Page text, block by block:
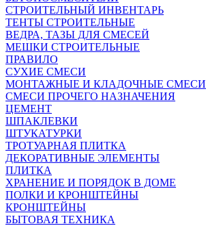
СТРОИТЕЛЬНЫЙ ИНВЕНТАРЬ
ТЕНТЫ СТРОИТЕЛЬНЫЕ
ВЕДРА, ТАЗЫ ДЛЯ СМЕСЕЙ
МЕШКИ СТРОИТЕЛЬНЫЕ
ПРАВИЛО
СУХИЕ СМЕСИ
МОНТАЖНЫЕ И КЛАДОЧНЫЕ СМЕСИ
СМЕСИ ПРОЧЕГО НАЗНАЧЕНИЯ
ЦЕМЕНТ
ШПАКЛЕВКИ
ШТУКАТУРКИ
ТРОТУАРНАЯ ПЛИТКА
ДЕКОРАТИВНЫЕ ЭЛЕМЕНТЫ
ПЛИТКА
ХРАНЕНИЕ И ПОРЯДОК В ДОМЕ
ПОЛКИ И КРОНШТЕЙНЫ
КРОНШТЕЙНЫ
БЫТОВАЯ ТЕХНИКА